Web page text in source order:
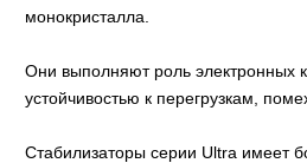
монокристалла.
Они выполняют роль электронных
устойчивостью к перегрузкам,
Стабилизаторы серии Ultra имеет